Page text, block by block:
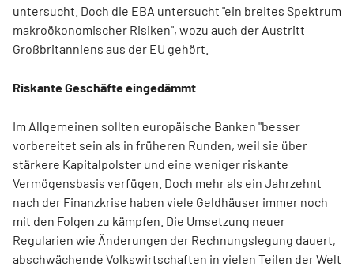
untersucht. Doch die EBA untersucht "ein breites Spektrum
makroökonomischer Risiken", wozu auch der Austritt
Großbritanniens aus der EU gehört.
Riskante Geschäfte eingedämmt
Im Allgemeinen sollten europäische Banken "besser
vorbereitet sein als in früheren Runden, weil sie über
stärkere Kapitalpolster und eine weniger riskante
Vermögensbasis verfügen. Doch mehr als ein Jahrzehnt
nach der Finanzkrise haben viele Geldhäuser immer noch
mit den Folgen zu kämpfen. Die Umsetzung neuer
Regularien wie Änderungen der Rechnungslegung dauert,
abschwächende Volkswirtschaften in vielen Teilen der Welt